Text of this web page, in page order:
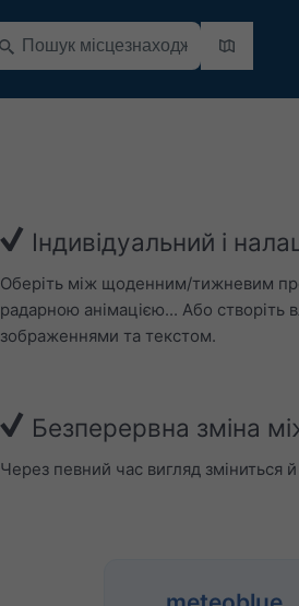
Індивідуальний і
Оберіть між щоденним/тижневим
радарною анімацією... Або створіть
зображеннями та текстом.
Безперервна зміна
Через певний час вигляд зміниться